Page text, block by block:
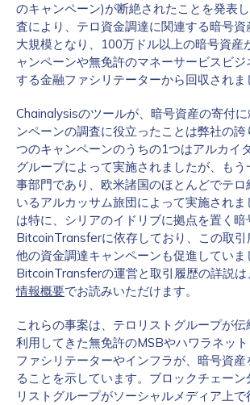
のキャンペーン)が断絶されたことを発表
査により、テロ資金調達に関連する暗号
大規模となり、100万ドル以上の暗号資産
ャンペーンや無免許のマネーサービスビ
する金融ファシリテーターから回収されま
Chainalysisのツールが、暗号資産の寄付
ンペーンの調査に役立ったことは弊社の
つのキャンペーンのうちの1つはアルカイ
グループによって実施されましたが、も
事部門であり、欧米諸国のほとんどでテロ
いるアルカッサム旅団によって実施され
は特に、シリアのイドリブに拠点を置く
BitcoinTransferに依存しており、この取
他の資金調達キャンペーンも促進していま
BitcoinTransferの運営と取引履歴の詳説は
情報概要でお読みいただけます。
これらの事案は、テロリストグループが
利用してきた無免許のMSBやハワラネッ
ファシリテーターやインフラが、暗号資
ることを示しています。ブロックチェーン
リストグループがソーシャルメディア上